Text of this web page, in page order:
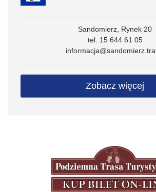
Sandomierz, Rynek 20
tel. 15 644 61 05
Zobacz więcej